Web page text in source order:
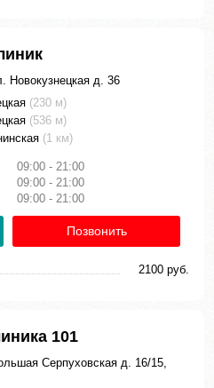
Новокузнецкая д. 36
(230 м)
(536 м)
(1 км)
09:00 - 21:00
09:00 - 21:00
09:00 - 21:00
Позвонить
2100 руб.
101
Серпуховская д. 16/15,